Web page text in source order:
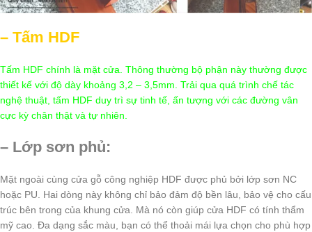
– Tấm HDF
Tấm HDF chính là mặt cửa. Thông thường bộ phận này thường được
thiết kế với độ dày khoảng 3,2 – 3,5mm. Trải qua quá trình chế tác
nghệ thuật, tấm HDF duy trì sự tinh tế, ấn tượng với các đường vân
cực kỳ chân thật và tự nhiên.
– Lớp sơn phủ:
Mặt ngoài cùng cửa gỗ công nghiệp HDF được phủ bởi lớp sơn NC
hoặc PU. Hai dòng này không chỉ bảo đảm độ bền lâu, bảo vệ cho cấu
trúc bên trong của khung cửa. Mà nó còn giúp cửa HDF có tính thẩm
mỹ cao. Đa dạng sắc màu, bạn có thể thoải mái lựa chọn cho phù hợp